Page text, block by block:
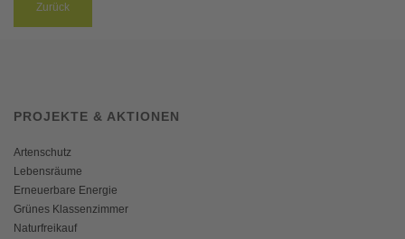
Zurück
PROJEKTE & AKTIONEN
Artenschutz
Lebensräume
Erneuerbare Energie
Grünes Klassenzimmer
Naturfreikauf